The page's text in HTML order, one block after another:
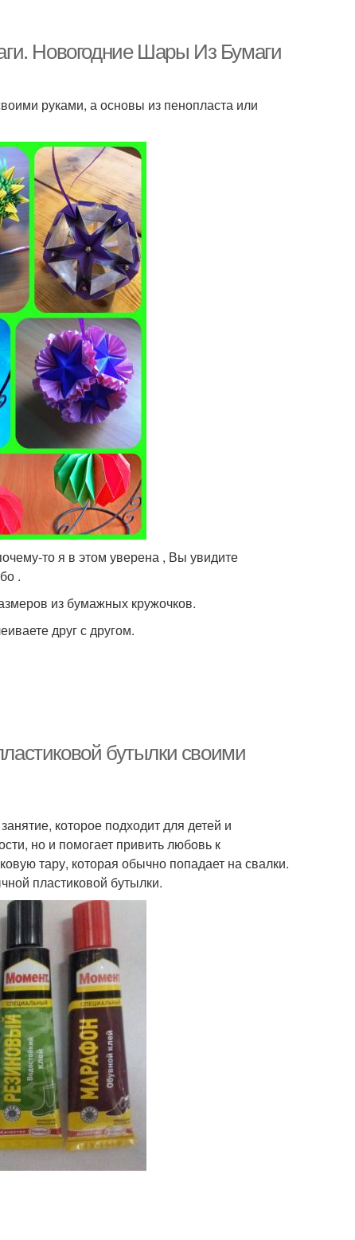
Новогодние Шары Из Бумаги
руками, а основы из пенопласта или
то я в этом уверена , Вы увидите
.
из бумажных кружочков.
друг с другом.
бутылки своими
которое подходит для детей и
но и помогает привить любовь к
тару, которая обычно попадает на свалки.
пластиковой бутылки.